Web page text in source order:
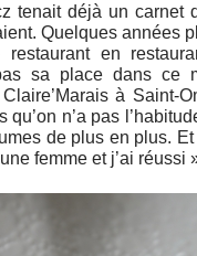
tenait déjà un carnet
Quelques années
en
sa place dans ce
à Saint-
n’a pas
de plus en plus. Et
femme et j’ai réussi